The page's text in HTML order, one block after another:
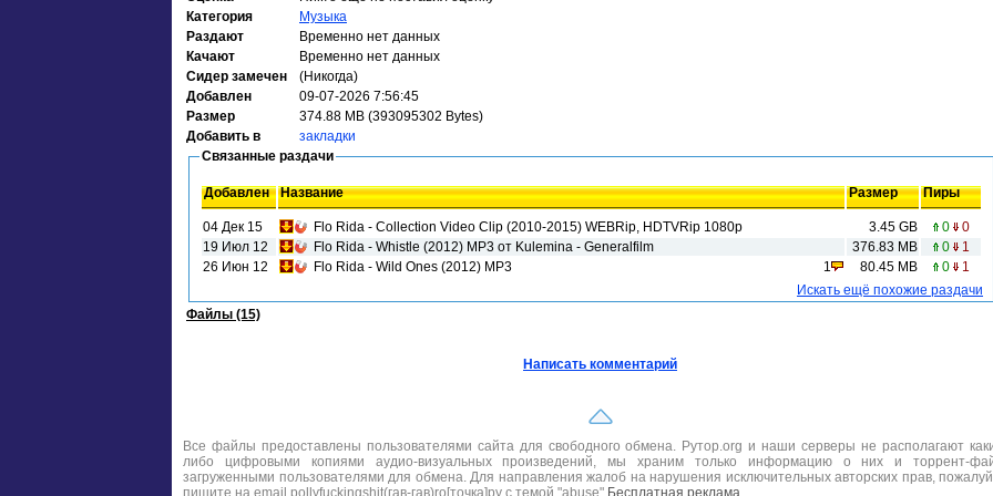
Категория
Музыка
Раздают
Временно нет данных
Качают
Временно нет данных
Сидер замечен
(Никогда)
Добавлен
09-07-2026 7:56:45
Размер
374.88 MB (393095302 Bytes)
Добавить в
закладки
Связанные раздачи
Добавлен Название Размер Пиры
04 Дек 15 Flo Rida - Collection Video Clip (2010-2015) WEBRip, HDTVRip 1080p 3.45 GB 0 0
19 Июл 12
Flo Rida - Whistle (2012) MP3 от Kulemina - Generalfilm 376.83 MB 0 1
26 Июн 12
Flo Rida - Wild Ones (2012) MP3 1 80.45 MB 0 1
Искать ещё похожие раздачи
Файлы (15)
Написать комментарий
Все файлы предоставлены пользователями сайта для свободного обмена. Рутор.org и наши серверы не располагают
либо цифровыми копиями аудио-визуальных произведений, мы храним только информацию о них и торрент-
загруженными пользователями для обмена. Для направления жалоб на нарушения исключительных авторских прав,
пишите на email pollyfuckingshit(гав-гав)ro[точка]ру с темой "abuse" Бесплатная реклама